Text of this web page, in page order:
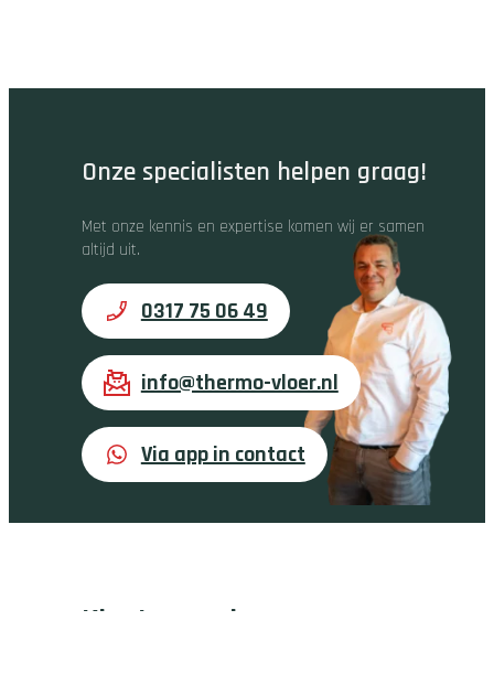
Onze specialisten helpen graag!
Met onze kennis en expertise komen wij er samen
altijd uit.
0317 75 06 49
info@thermo-vloer.nl
Via app in contact
Klantenservice